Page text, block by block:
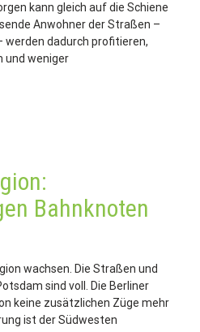
kann gleich auf die Schiene
Anwohner der Straßen –
werden dadurch profitieren,
und weniger
Bahnknoten
wachsen. Die Straßen und
sind voll. Die Berliner
keine zusätzlichen Züge mehr
ist der Südwesten